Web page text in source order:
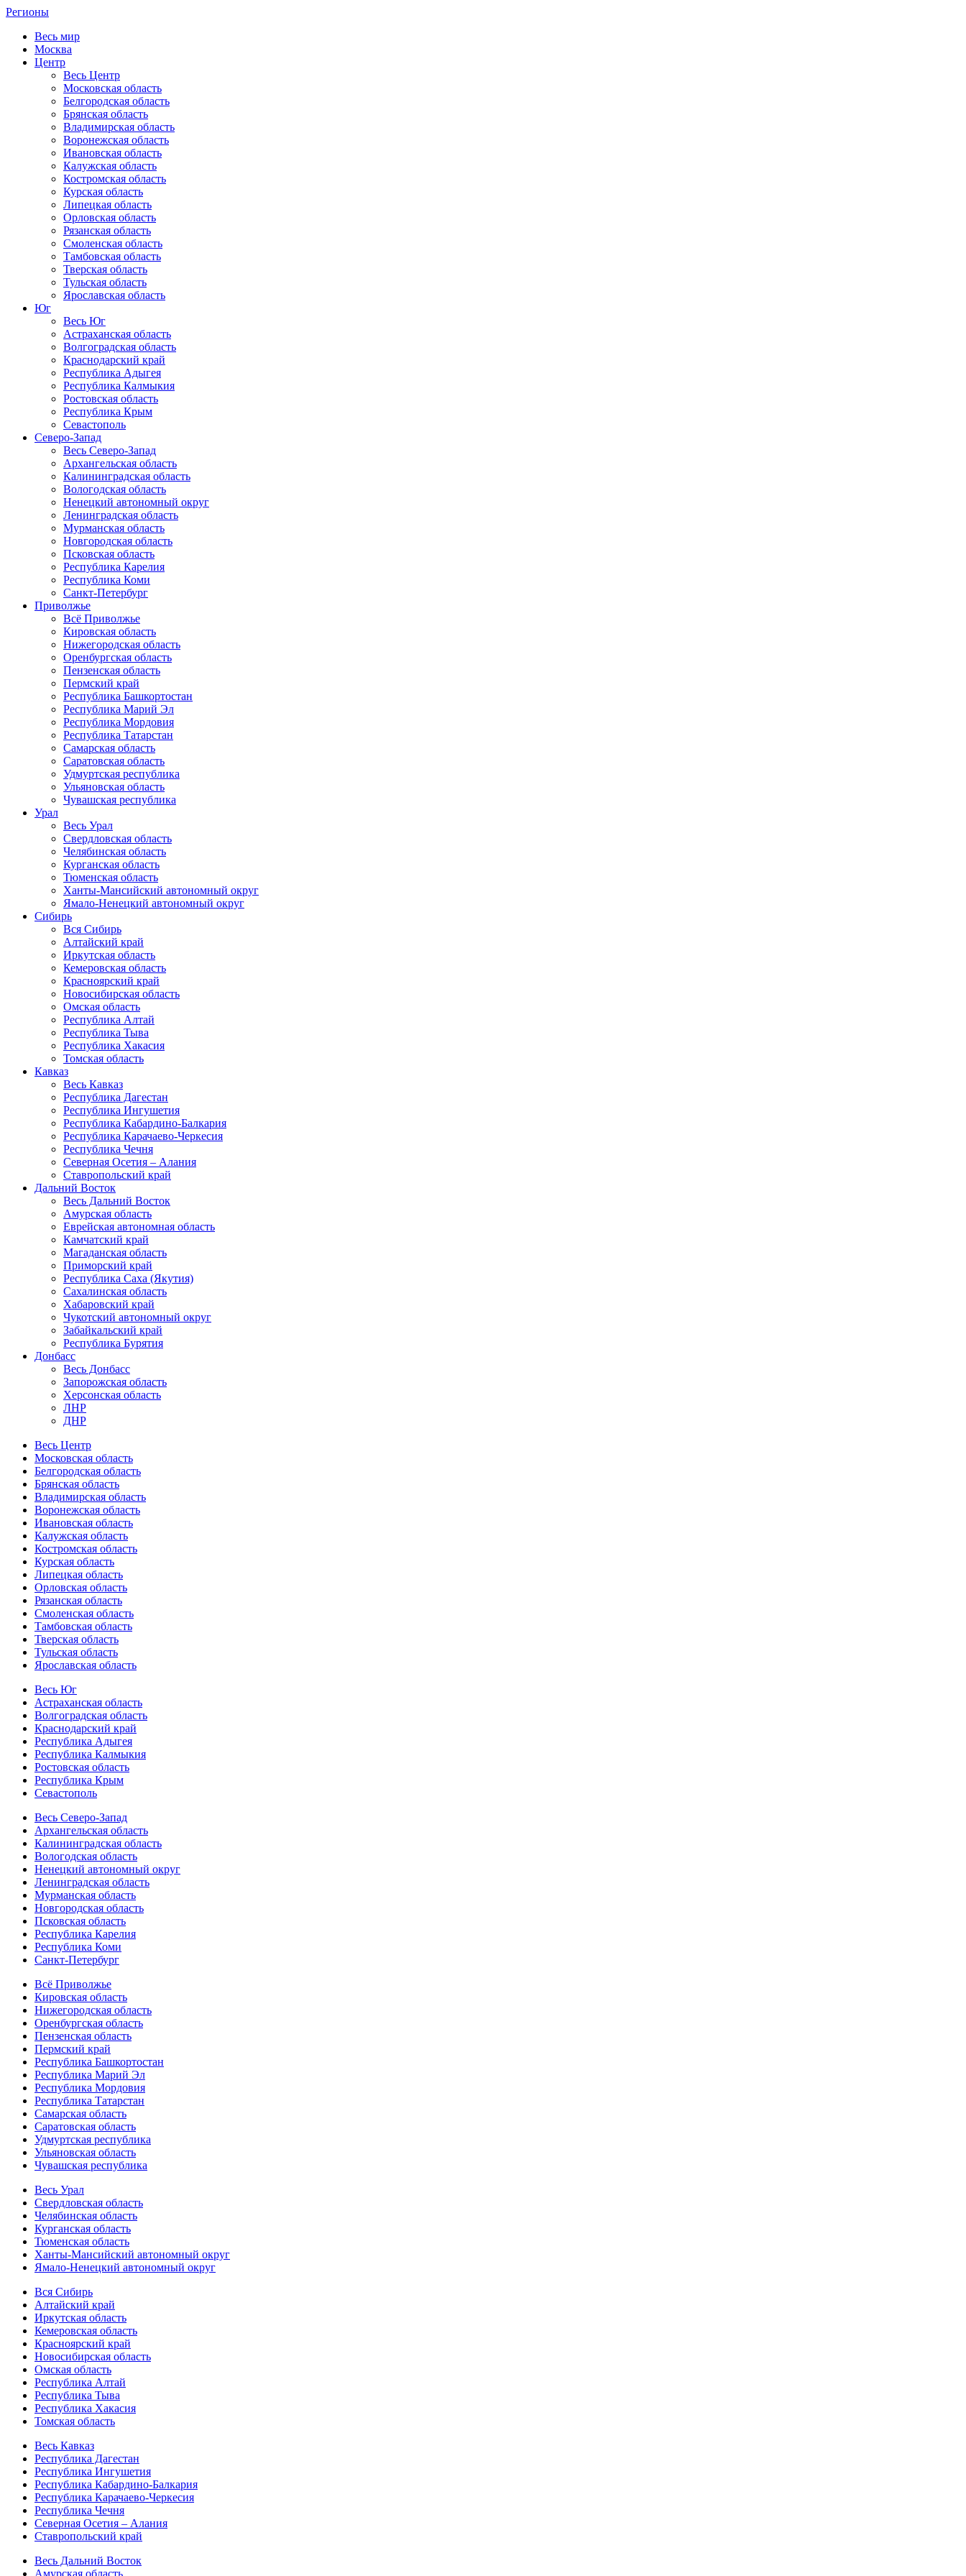
Регионы
Весь мир
Москва
Центр
Весь Центр
Московская область
Белгородская область
Брянская область
Владимирская область
Воронежская область
Ивановская область
Калужская область
Костромская область
Курская область
Липецкая область
Орловская область
Рязанская область
Смоленская область
Тамбовская область
Тверская область
Тульская область
Ярославская область
Юг
Весь Юг
Астраханская область
Волгоградская область
Краснодарский край
Республика Адыгея
Республика Калмыкия
Ростовская область
Республика Крым
Севастополь
Северо-Запад
Весь Северо-Запад
Архангельская область
Калининградская область
Вологодская область
Ненецкий автономный округ
Ленинградская область
Мурманская область
Новгородская область
Псковская область
Республика Карелия
Республика Коми
Санкт-Петербург
Приволжье
Всё Приволжье
Кировская область
Нижегородская область
Оренбургская область
Пензенская область
Пермский край
Республика Башкортостан
Республика Марий Эл
Республика Мордовия
Республика Татарстан
Самарская область
Саратовская область
Удмуртская республика
Ульяновская область
Чувашская республика
Урал
Весь Урал
Свердловская область
Челябинская область
Курганская область
Тюменская область
Ханты-Мансийский автономный округ
Ямало-Ненецкий автономный округ
Сибирь
Вся Сибирь
Алтайский край
Иркутская область
Кемеровская область
Красноярский край
Новосибирская область
Омская область
Республика Алтай
Республика Тыва
Республика Хакасия
Томская область
Кавказ
Весь Кавказ
Республика Дагестан
Республика Ингушетия
Республика Кабардино-Балкария
Республика Карачаево-Черкесия
Республика Чечня
Северная Осетия – Алания
Ставропольский край
Дальний Восток
Весь Дальний Восток
Амурская область
Еврейская автономная область
Камчатский край
Магаданская область
Приморский край
Республика Саха (Якутия)
Сахалинская область
Хабаровский край
Чукотский автономный округ
Забайкальский край
Республика Бурятия
Донбасс
Весь Донбасс
Запорожская область
Херсонская область
ЛНР
ДНР
Весь Центр
Московская область
Белгородская область
Брянская область
Владимирская область
Воронежская область
Ивановская область
Калужская область
Костромская область
Курская область
Липецкая область
Орловская область
Рязанская область
Смоленская область
Тамбовская область
Тверская область
Тульская область
Ярославская область
Весь Юг
Астраханская область
Волгоградская область
Краснодарский край
Республика Адыгея
Республика Калмыкия
Ростовская область
Республика Крым
Севастополь
Весь Северо-Запад
Архангельская область
Калининградская область
Вологодская область
Ненецкий автономный округ
Ленинградская область
Мурманская область
Новгородская область
Псковская область
Республика Карелия
Республика Коми
Санкт-Петербург
Всё Приволжье
Кировская область
Нижегородская область
Оренбургская область
Пензенская область
Пермский край
Республика Башкортостан
Республика Марий Эл
Республика Мордовия
Республика Татарстан
Самарская область
Саратовская область
Удмуртская республика
Ульяновская область
Чувашская республика
Весь Урал
Свердловская область
Челябинская область
Курганская область
Тюменская область
Ханты-Мансийский автономный округ
Ямало-Ненецкий автономный округ
Вся Сибирь
Алтайский край
Иркутская область
Кемеровская область
Красноярский край
Новосибирская область
Омская область
Республика Алтай
Республика Тыва
Республика Хакасия
Томская область
Весь Кавказ
Республика Дагестан
Республика Ингушетия
Республика Кабардино-Балкария
Республика Карачаево-Черкесия
Республика Чечня
Северная Осетия – Алания
Ставропольский край
Весь Дальний Восток
Амурская область